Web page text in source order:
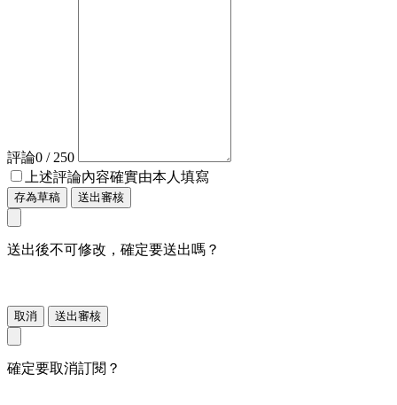
評論0 / 250
上述評論內容確實由本人填寫
存為草稿 送出審核
送出後不可修改，確定要送出嗎？
取消 送出審核
確定要取消訂閱？